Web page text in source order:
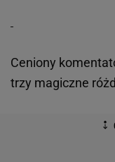
Ceniony
trzy magiczne